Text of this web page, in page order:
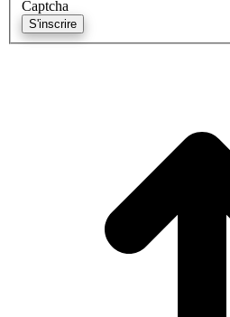
Captcha
S'inscrire